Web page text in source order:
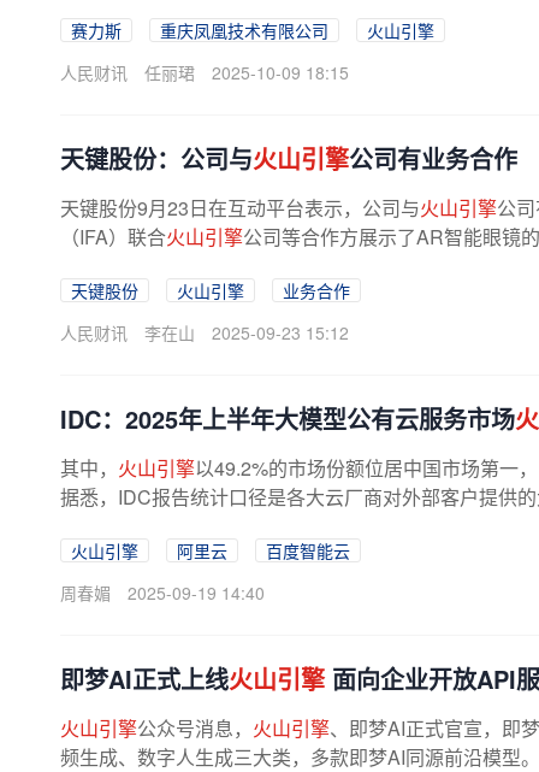
赛力斯 重庆凤凰技术有限公司
火山引擎
人民财讯
任丽珺 2025-10-09 18:15
天键股份：公司与火山引擎公司有业务合作
天键股份9月23日在互动平台表示，公司与火山引擎公
（IFA）联合火山引擎公司等合作方展示了AR智能眼镜
天键股份 火山引擎
业务合作
人民财讯
李在山 2025-09-23 15:12
IDC：2025年上半年大模型公有云服务市场
其中， 火山引擎以49.2%的市场份额位居中国市场第一
据悉，IDC报告统计口径是各大云厂商对外部客户提供
火山引擎 阿里云
百度智能云
周春媚
2025-09-19 14:40
即梦AI正式上线火山引擎面向企业开放API
火山引擎公众号消息， 火山引擎、即梦AI正式官宣，即
频生成、数字人生成三大类，多款即梦AI同源前沿模型。